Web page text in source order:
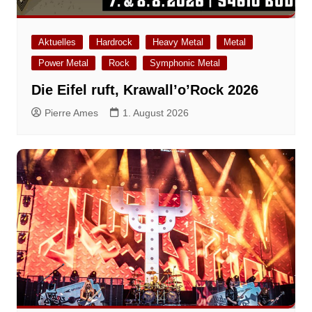
Aktuelles Hardrock Heavy Metal
Metal
Power Metal
Rock Symphonic Metal
Die Eifel ruft, Krawall’o’Rock 2026
Pierre Ames 1. August 2026